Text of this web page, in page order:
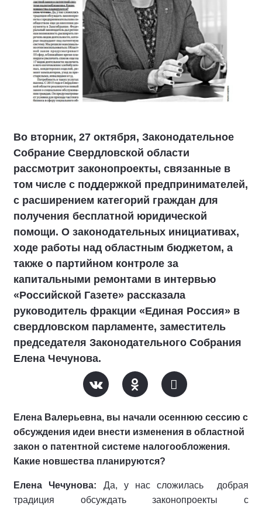
Во вторник, 27 октября, Законодательное
Собрание Свердловской области
рассмотрит законопроекты, связанные в
том числе с поддержкой предпринимателей,
с расширением категорий граждан для
получения бесплатной юридической
помощи. О законодательных инициативах,
ходе работы над областным бюджетом, а
также о партийном контроле за
капитальными ремонтами в интервью
«Российской Газете» рассказала
руководитель фракции «Единая Россия» в
свердловском парламенте, заместитель
председателя Законодательного Собрания
Елена Чечунова.
Елена Валерьевна, вы начали осеннюю сессию с
обсуждения идеи внести изменения в областной
закон о патентной системе налогообложения.
Какие новшества планируются?
Елена Чечунова: Да, у нас сложилась добрая
традиция обсуждать законопроекты с